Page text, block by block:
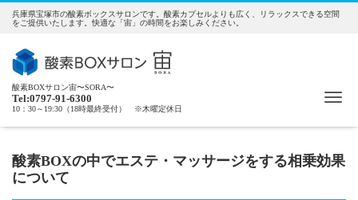
兵庫県宝塚市の酸素ボックスサロンです。酸素カプセルよりも広く、リラックスできる空間
をご提供いたします。快適な「宙」の時間をお楽しみください。
酸素BOXサロン宙〜SORA〜
Tel:0797-91-6300
10：30～19:30（18時最終受付） ※木曜定休日
酸素BOXの中でエステ・マッサージをする相乗効果
について